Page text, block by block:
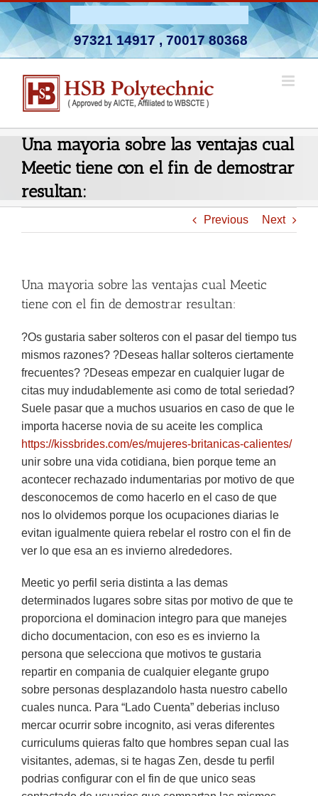
Skip
to
content
97321 14917, 70017 80368
Una mayori­a sobre las ventajas cual
Meetic tiene con el fin de demostrar
resultan:
Previous Next
Una mayori­a sobre las ventajas cual Meetic
tiene con el fin de demostrar resultan:
?Os gustaria saber solteros con el pasar del tiempo tus
mismos razones? ?Deseas hallar solteros ciertamente
frecuentes? ?Deseas empezar en cualquier lugar de
citas muy indudablemente asi­ como de total seriedad?
Suele pasar que a muchos usuarios en caso de que le
importa hacerse novia de su aceite les complica
https://kissbrides.com/es/mujeres-britanicas-calientes/
unir sobre una vida cotidiana, bien porque teme an
acontecer rechazado indumentarias por motivo de que
desconocemos de como hacerlo en el caso de que
nos lo olvidemos porque los ocupaciones diarias le
evitan igualmente­ quiera rebelar el rostro con el fin de
ver lo que esa an es invierno alrededores.
Meetic yo perfil seri­a distinta a las demas
determinados lugares sobre sitas por motivo de que te
proporciona el dominacion integro para que manejes
dicho documentacion, con eso es es invierno la
persona que selecciona que motivos te gustaria
repartir en compania de cualquier elegante grupo
sobre personas desplazandolo hasta nuestro cabello
cuales nunca. Para “Lado Cuenta” deberias incluso
mercar ocurrir sobre incognito, asi veras diferentes
curriculums quieras falto que hombres sepan cual las
visitantes, ademas, si te hagas Zen, desde tu perfil
podrias configurar con el fin de que unico seas